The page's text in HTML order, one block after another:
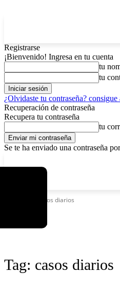
Registrarse
¡Bienvenido! Ingresa en tu cuenta
tu
tu
¿Olvidaste tu contraseña? consigue
Recuperación de contraseña
Recupera tu contraseña
tu
Se te ha enviado una contraseña
Casos diarios
Tag: casos diarios